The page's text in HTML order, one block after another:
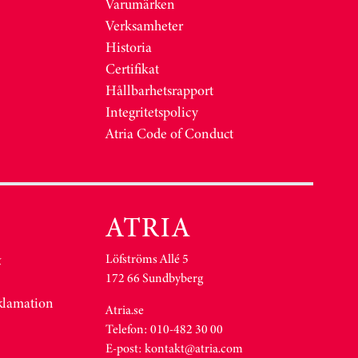
Verksamheter
Historia
Certifikat
Hållbarhetsrapport
Integritetspolicy
Atria Code of Conduct
Löfströms Allé 5
172 66 Sundbyberg
Atria.se
Telefon: 010-482 30 00
E-post: kontakt@atria.com